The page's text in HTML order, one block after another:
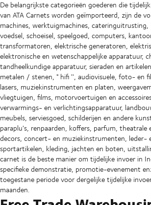
De belangrijkste categorieën goederen die
van ATA Carnets worden geïmporteerd, zijn de
machines, werktuigmachines, cateringuitrusting,
voedsel, schoeisel, speelgoed, computers,
transformatoren, elektrische generatoren,
elektronische en wetenschappelijke apparatuur,
tandheelkundige apparatuur, sieraden en
metalen / stenen, " hifi '', audiovisuele, foto- en
lasers, muziekinstrumenten en platen,
vliegtuigen, films, motorvoertuigen en
verwarmings- en verlichtingsapparatuur,
meubels, serviesgoed, schilderijen en andere
paraplu's, renpaarden, koffers, parfum, theatrale
decors, concert- en muziekinstrumenten, leder-
sportartikelen, kleding, jachten en boten,
carnet is de beste manier om tijdelijke invoer in
specifieke demonstratie, promotie-evenement
toegestane periode voor dergelijke tijdelijke
maanden.